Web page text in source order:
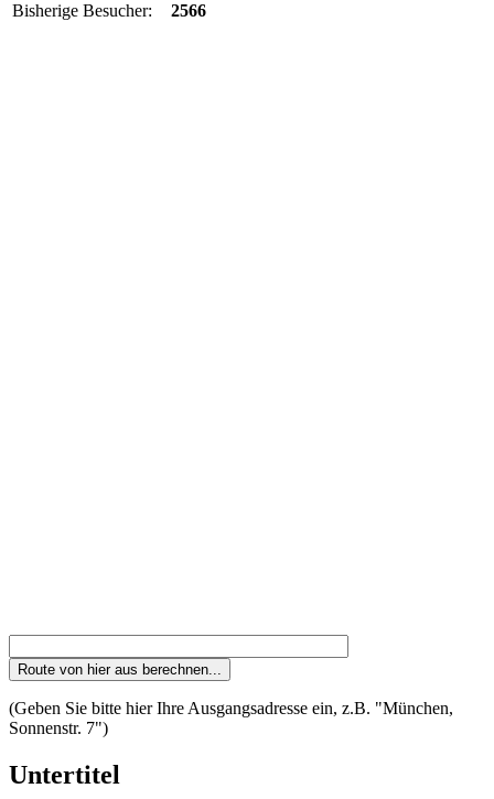
Bisherige Besucher:
2566
(Geben Sie bitte hier Ihre Ausgangsadresse ein, z.B. "München,
Sonnenstr. 7")
Untertitel